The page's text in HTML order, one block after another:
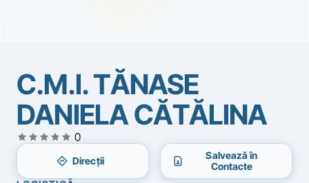
C.M.I. TĂNASE
DANIELA CĂTĂLINA
star star star star star 0
directions Direcții contact_page
Salvează în
Contacte